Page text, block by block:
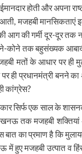
होती और अपना
मजहबी मानसिकताएं
की गर्मी दूर-दूर तक
कोने तक बहुसंख्यक
मतों के आधार पर
पर ही प्रधानमंत्री बनने
कांग्रेस?
सिर्फ एक साल के
तक मजहबी शक्तियां
का प्रमाण है कि
हुए मजहबी उत्पात व